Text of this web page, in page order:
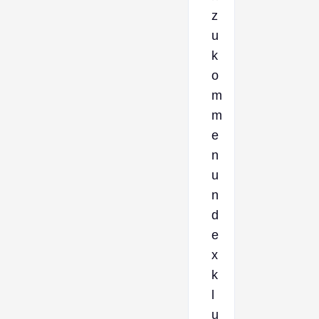
z
u
k
o
m
m
e
n
u
n
d
e
x
k
u